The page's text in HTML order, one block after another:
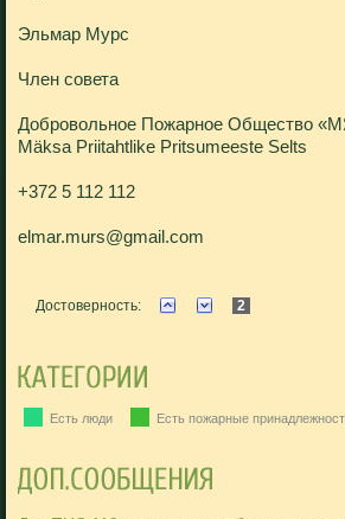
Эльмар Мурс
Член совета
Добровольное Пожарное Общество
Mäksa Priitahtlike Pritsumeeste Selts
+372 5 112 112
elmar.murs@gmail.com
Достоверность: 2
Есть люди Есть пожарные